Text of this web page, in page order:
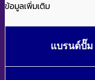
ข้อมูลเพิ่มเติม
แบรนด์ปั๊ม